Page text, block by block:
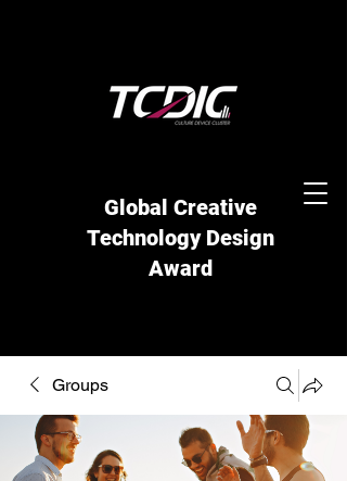
Global Creative
Technology Design
Award
Groups